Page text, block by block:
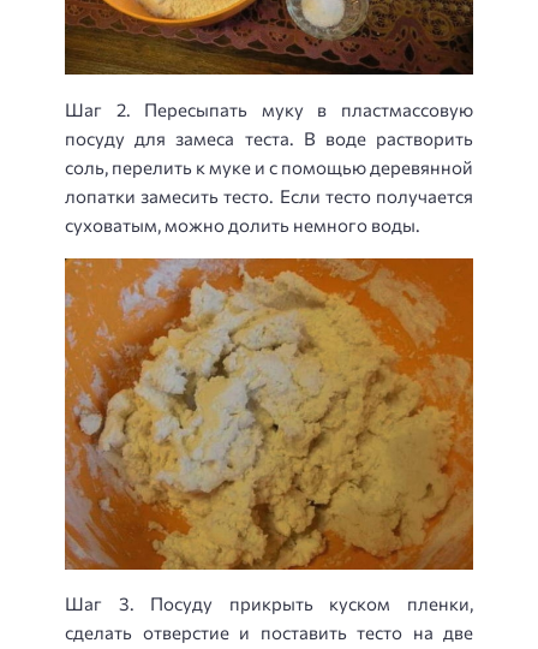
Шаг 2. Пересыпать муку в пластмассовую
посуду для замеса теста. В воде растворить
соль, перелить к муке и с помощью деревянной
лопатки замесить тесто. Если тесто получается
суховатым, можно долить немного воды.
Шаг 3. Посуду прикрыть куском пленки,
сделать отверстие и поставить тесто на две